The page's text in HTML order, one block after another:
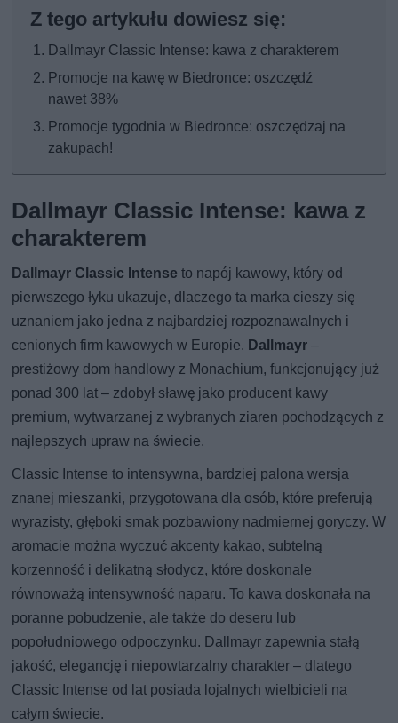
Dallmayr Classic Intense: kawa z charakterem
Promocje na kawę w Biedronce: oszczędź
nawet 38%
Promocje tygodnia w Biedronce: oszczędzaj na
zakupach!
Dallmayr Classic Intense: kawa z
charakterem
Dallmayr Classic Intense to napój kawowy, który od
pierwszego łyku ukazuje, dlaczego ta marka cieszy się
uznaniem jako jedna z najbardziej rozpoznawalnych i
cenionych firm kawowych w Europie. Dallmayr –
prestiżowy dom handlowy z Monachium, funkcjonujący już
ponad 300 lat – zdobył sławę jako producent kawy
premium, wytwarzanej z wybranych ziaren pochodzących z
najlepszych upraw na świecie.
Classic Intense to intensywna, bardziej palona wersja
znanej mieszanki, przygotowana dla osób, które preferują
wyrazisty, głęboki smak pozbawiony nadmiernej goryczy. W
aromacie można wyczuć akcenty kakao, subtelną
korzenność i delikatną słodycz, które doskonale
równoważą intensywność naparu. To kawa doskonała na
poranne pobudzenie, ale także do deseru lub
popołudniowego odpoczynku. Dallmayr zapewnia stałą
jakość, elegancję i niepowtarzalny charakter – dlatego
Classic Intense od lat posiada lojalnych wielbicieli na
całym świecie.